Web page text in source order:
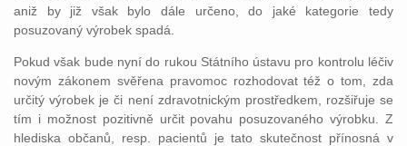
aniž by již však bylo dále určeno, do jaké kategorie tedy
posuzovaný výrobek spadá.
Pokud však bude nyní do rukou Státního ústavu pro kontrolu léčiv
novým zákonem svěřena pravomoc rozhodovat též o tom, zda
určitý výrobek je či není zdravotnickým prostředkem, rozšiřuje se
tím i možnost pozitivně určit povahu posuzovaného výrobku. Z
hlediska občanů, resp. pacientů je tato skutečnost přínosná v